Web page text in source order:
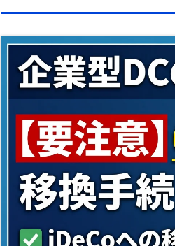
【2026年開催 第2期】銀行対応基礎講
【2026年開催】PAL共催：第3回日本
保護中: 【2026年9.10.11月開催】第20
【2026年開催】決算書の読み方セミナ
【2026年開催】初心者さんの会社経営
【新サービス開始】経営・資金繰り無
役員貸付金はデメリットだらけ！
減らし方と注意点についてわかり
やすく解説！
2025.7.30
経営改善トピック
役
ッ
消
経
経営情報コラム一覧 確
資金調達コラム
相続コ
関連ページ